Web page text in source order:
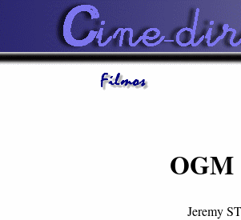
OGM
Jeremy